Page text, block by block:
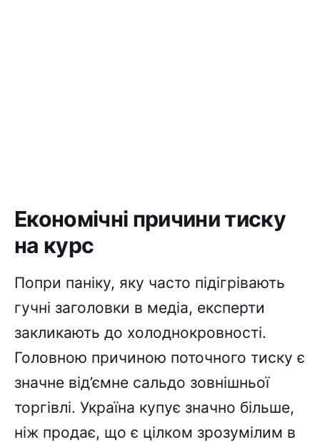
Економічні причини тиску
на курс
Попри паніку, яку часто підігрівають
гучні заголовки в медіа, експерти
закликають до холоднокровності.
Головною причиною поточного тиску є
значне від’ємне сальдо зовнішньої
торгівлі. Україна купує значно більше,
ніж продає, що є цілком зрозумілим в